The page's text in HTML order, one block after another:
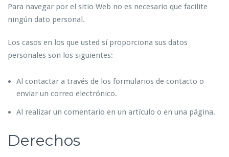
Para navegar por el sitio Web no es necesario que facilite
ningún dato personal.
Los casos en los que usted sí proporciona sus datos
personales son los siguientes:
Al contactar a través de los formularios de contacto o
enviar un correo electrónico.
Al realizar un comentario en un artículo o en una página.
Derechos